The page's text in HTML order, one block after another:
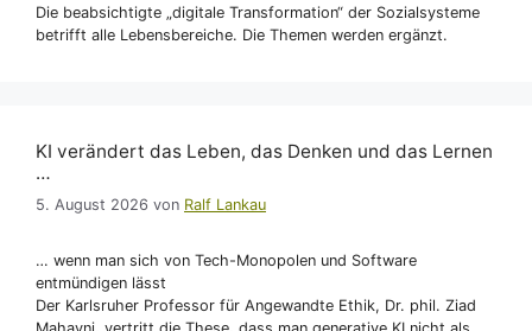
Die beabsichtigte „digitale Transformation“ der Sozialsysteme
betrifft alle Lebensbereiche. Die Themen werden ergänzt.
KI verändert das Leben, das Denken und das Lernen
…
5. August 2026 von Ralf Lankau
… wenn man sich von Tech-Monopolen und Software
entmündigen lässt
Der Karlsruher Professor für Angewandte Ethik, Dr. phil. Ziad